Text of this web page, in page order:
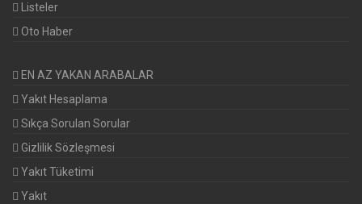
Listeler
Oto Haber
EN AZ YAKAN ARABALAR
Yakıt Hesaplama
Sıkça Sorulan Sorular
Gizlilik Sözleşmesi
Yakıt Tüketimi
Yakıt